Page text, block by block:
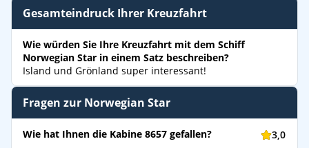
Gesamteindruck Ihrer Kreuzfahrt
Wie würden Sie Ihre Kreuzfahrt mit dem Schiff
Norwegian Star in einem Satz beschreiben?
Island und Grönland super interessant!
Fragen zur Norwegian Star
Wie hat Ihnen die Kabine 8657 gefallen? 3,0